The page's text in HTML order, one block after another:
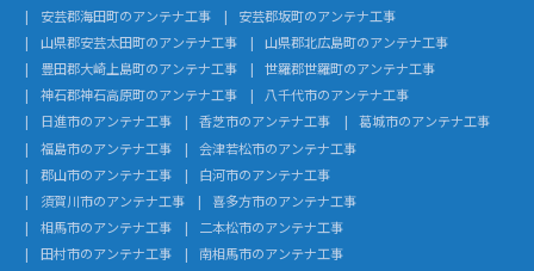
安芸郡海田町のアンテナ工事
安芸郡坂町のアンテナ工事
山県郡安芸太田町のアンテナ工事
山県郡北広島町のアンテナ工事
豊田郡大崎上島町のアンテナ工事
世羅郡世羅町のアンテナ工事
神石郡神石高原町のアンテナ工事
八千代市のアンテナ工事
日進市のアンテナ工事
香芝市のアンテナ工事
葛城市のアンテナ工事
福島市のアンテナ工事
会津若松市のアンテナ工事
郡山市のアンテナ工事
白河市のアンテナ工事
須賀川市のアンテナ工事
喜多方市のアンテナ工事
相馬市のアンテナ工事
二本松市のアンテナ工事
田村市のアンテナ工事
南相馬市のアンテナ工事